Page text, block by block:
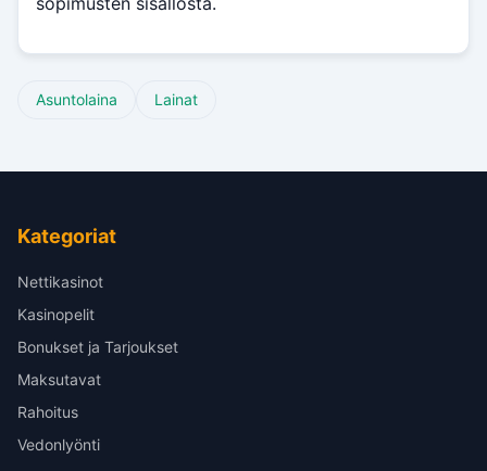
Asuntolaina Lainat
Kategoriat
Nettikasinot
Kasinopelit
Bonukset ja Tarjoukset
Maksutavat
Rahoitus
Vedonlyönti